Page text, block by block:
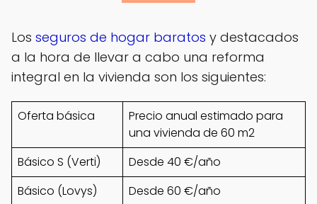
Los seguros de hogar baratos y destacados
a la hora de llevar a cabo una reforma
integral en la vivienda son los siguientes:
Oferta básica
Precio anual estimado para
una vivienda de 60 m2
Básico S (Verti)
Desde 40 €/año
Básico (Lovys)
Desde 60 €/año